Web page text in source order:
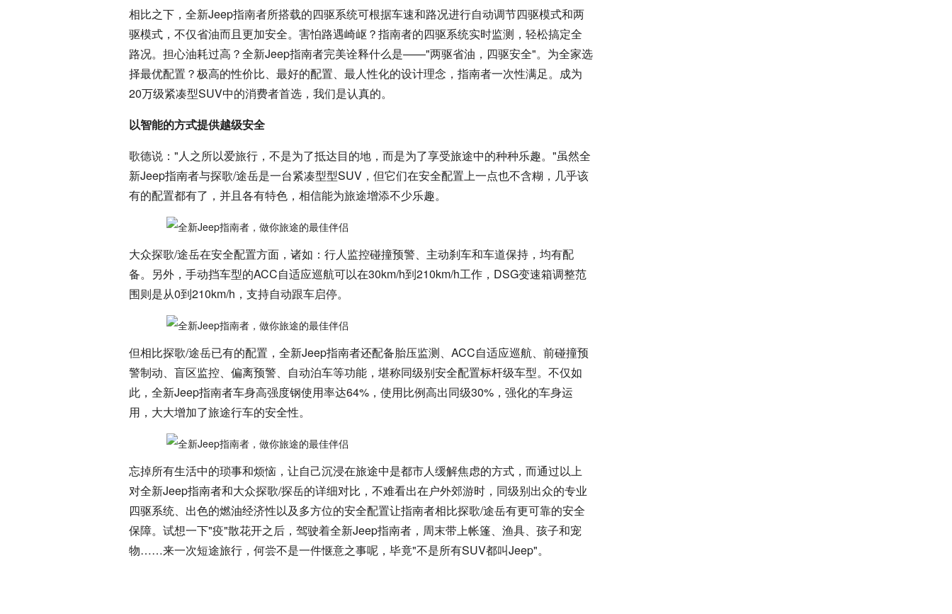
相比之下，全新Jeep指南者所搭载的四驱系统可根据车速和路况进行自动调节四驱模式和两
驱模式，不仅省油而且更加安全。害怕路遇崎岖？指南者的四驱系统实时监测，轻松搞定全
路况。担心油耗过高？全新Jeep指南者完美诠释什么是——"两驱省油，四驱安全"。为全家选
择最优配置？极高的性价比、最好的配置、最人性化的设计理念，指南者一次性满足。成为
20万级紧凑型SUV中的消费者首选，我们是认真的。
以智能的方式提供越级安全
歌德说："人之所以爱旅行，不是为了抵达目的地，而是为了享受旅途中的种种乐趣。"虽然全
新Jeep指南者与探歌/途岳是一台紧凑型型SUV，但它们在安全配置上一点也不含糊，几乎该
有的配置都有了，并且各有特色，相信能为旅途增添不少乐趣。
大众探歌/途岳在安全配置方面，诸如：行人监控碰撞预警、主动刹车和车道保持，均有配
备。另外，手动挡车型的ACC自适应巡航可以在30km/h到210km/h工作，DSG变速箱调整范
围则是从0到210km/h，支持自动跟车启停。
但相比探歌/途岳已有的配置，全新Jeep指南者还配备胎压监测、ACC自适应巡航、前碰撞预
警制动、盲区监控、偏离预警、自动泊车等功能，堪称同级别安全配置标杆级车型。不仅如
此，全新Jeep指南者车身高强度钢使用率达64%，使用比例高出同级30%，强化的车身运
用，大大增加了旅途行车的安全性。
忘掉所有生活中的琐事和烦恼，让自己沉浸在旅途中是都市人缓解焦虑的方式，而通过以上
对全新Jeep指南者和大众探歌/探岳的详细对比，不难看出在户外郊游时，同级别出众的专业
四驱系统、出色的燃油经济性以及多方位的安全配置让指南者相比探歌/途岳有更可靠的安全
保障。试想一下"疫"散花开之后，驾驶着全新Jeep指南者，周末带上帐篷、渔具、孩子和宠
物……来一次短途旅行，何尝不是一件惬意之事呢，毕竟"不是所有SUV都叫Jeep"。